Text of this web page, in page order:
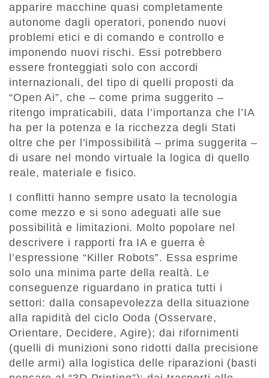
apparire macchine quasi completamente
autonome dagli operatori, ponendo nuovi
problemi etici e di comando e controllo e
imponendo nuovi rischi. Essi potrebbero
essere fronteggiati solo con accordi
internazionali, del tipo di quelli proposti da
“Open Ai”, che – come prima suggerito –
ritengo impraticabili, data l’importanza che l’IA
ha per la potenza e la ricchezza degli Stati
oltre che per l’impossibilità – prima suggerita –
di usare nel mondo virtuale la logica di quello
reale, materiale e fisico.
I conflitti hanno sempre usato la tecnologia
come mezzo e si sono adeguati alle sue
possibilità e limitazioni. Molto popolare nel
descrivere i rapporti fra IA e guerra è
l’espressione “Killer Robots”. Essa esprime
solo una minima parte della realtà. Le
conseguenze riguardano in pratica tutti i
settori: dalla consapevolezza della situazione
alla rapidità del ciclo Ooda (Osservare,
Orientare, Decidere, Agire); dai rifornimenti
(quelli di munizioni sono ridotti dalla precisione
delle armi) alla logistica delle riparazioni (basti